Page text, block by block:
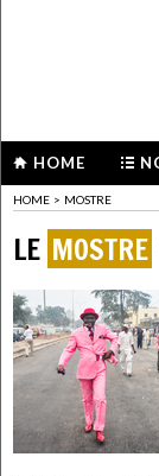
HOME
HOME > MOSTRE
LE MOSTRE